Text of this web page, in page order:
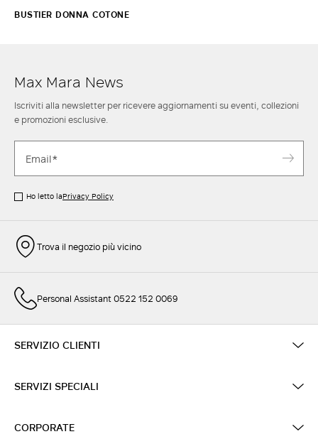
BUSTIER DONNA COTONE
Max Mara News
Iscriviti alla newsletter per ricevere aggiornamenti su eventi, collezioni
e promozioni esclusive.
Ho letto laPrivacy Policy
Trova il negozio più vicino
Personal Assistant 0522 152 0069
SERVIZIO CLIENTI
SERVIZI SPECIALI
CORPORATE